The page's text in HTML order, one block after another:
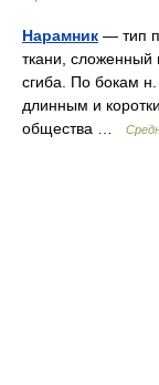
Нарамник — тип
ткани, сложенный
сгиба. По бокам
длинным и
общества …